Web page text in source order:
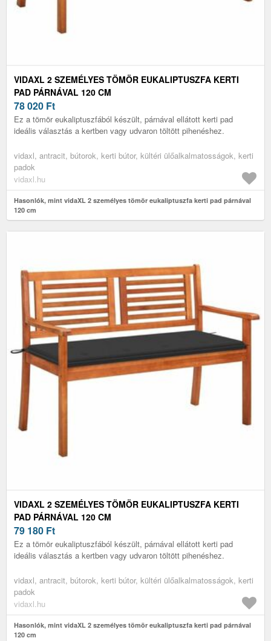
VIDAXL 2 SZEMÉLYES TÖMÖR EUKALIPTUSZFA KERTI
PAD PÁRNÁVAL 120 CM
78 020 Ft
Ez a tömör eukaliptuszfából készült, párnával ellátott kerti pad
ideális választás a kertben vagy udvaron töltött pihenéshez.
vidaxl, antracit, bútorok, kerti bútor, kültéri ülőalkalmatosságok, kerti
padok
vidaxl.hu
Hasonlók, mint vidaXL 2 személyes tömör eukaliptuszfa kerti pad párnával
120 cm
VIDAXL 2 SZEMÉLYES TÖMÖR EUKALIPTUSZFA KERTI
PAD PÁRNÁVAL 120 CM
79 180 Ft
Ez a tömör eukaliptuszfából készült, párnával ellátott kerti pad
ideális választás a kertben vagy udvaron töltött pihenéshez.
vidaxl, antracit, bútorok, kerti bútor, kültéri ülőalkalmatosságok, kerti
padok
vidaxl.hu
Hasonlók, mint vidaXL 2 személyes tömör eukaliptuszfa kerti pad párnával
120 cm